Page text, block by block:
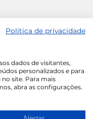
Estatuto Editorial
Política de privacidade
dados de visitantes,
personalizados e para
site. Para mais
abra as configurações.